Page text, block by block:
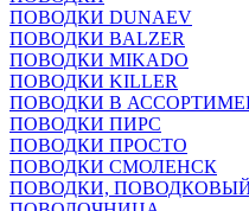
ПОВОДКИ DUNAEV
ПОВОДКИ BALZER
ПОВОДКИ MIKADO
ПОВОДКИ KILLER
ПОВОДКИ В
ПОВОДКИ ПИРС
ПОВОДКИ ПРОСТО
ПОВОДКИ СМОЛЕНСК
ПОВОДКИ, ПОВОДКОВЫЙ